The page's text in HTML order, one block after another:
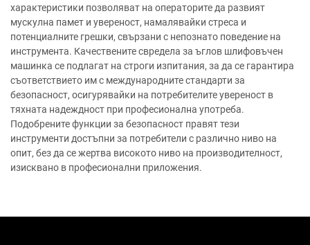
характеристики позволяват на операторите да развият
мускулна памет и увереност, намалявайки стреса и
потенциалните грешки, свързани с непознато поведение на
инструмента. Качествените свредела за ъглов шлифовъчен
машинка се подлагат на строги изпитания, за да се гарантира
съответствието им с международните стандарти за
безопасност, осигурявайки на потребителите увереност в
тяхната надеждност при професионална употреба.
Подобрените функции за безопасност правят тези
инструменти достъпни за потребители с различно ниво на
опит, без да се жертва високото ниво на производителност,
изисквано в професионални приложения.